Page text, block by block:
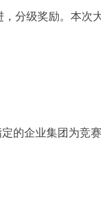
分级奖励。本次
的企业集团为竞